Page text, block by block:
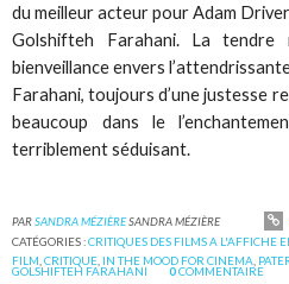
du meilleur acteur pour Adam
Golshifteh Farahani. La tendre
bienveillance envers
Farahani, toujours d’une justesse
beaucoup dans le
terriblement séduisant.
PARSANDRA MÉZIÈRESANDRA MÉZIÈRE
CATÉGORIES :CRITIQUES DES FILMS A L'AFFICHE
FILM ,CRITIQUE IN THE MOOD FOR CINEMA
GOLSHIFTEH FARAHANI 0COMMENTAIRE